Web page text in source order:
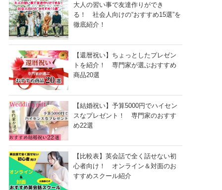
大人の習い事で友達作りができ
る！ 社会人向けの“おすすめ15選”を
徹底紹介！
【還暦祝い】ちょっとしたプレゼン
トを紹介！ 専門家が選ぶおすすめ
商品20選
【結婚祝い】予算5000円でハイセン
スなプレゼント！ 専門家のおすす
め22選
【比較表】英会話で全く話せない初
心者向け！ オンライン＆対面のお
すすめスクール紹介